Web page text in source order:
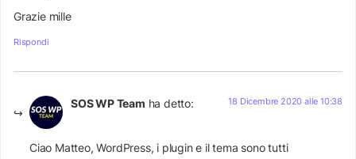
Grazie mille
Rispondi
SOS WP Team ha detto: 18 Dicembre 2020 alle 10:38
Ciao Matteo, WordPress, i plugin e il tema sono tutti